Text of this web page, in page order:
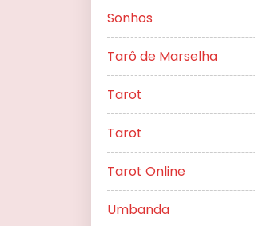
Sonhos
Tarô de Marselha
Tarot
Tarot
Tarot Online
Umbanda